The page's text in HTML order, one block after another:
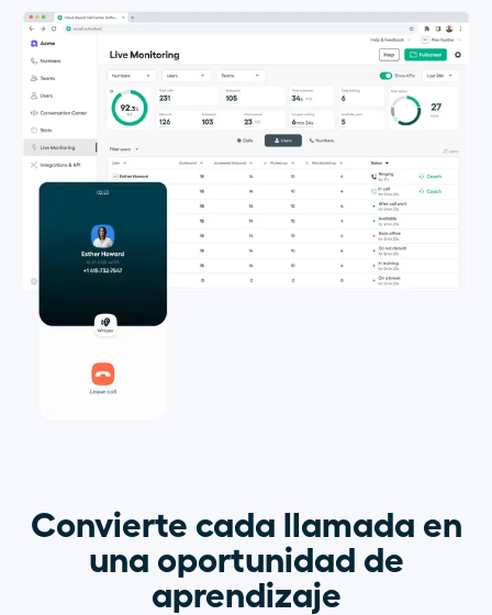
Convierte cada llamada en
una oportunidad de
aprendizaje